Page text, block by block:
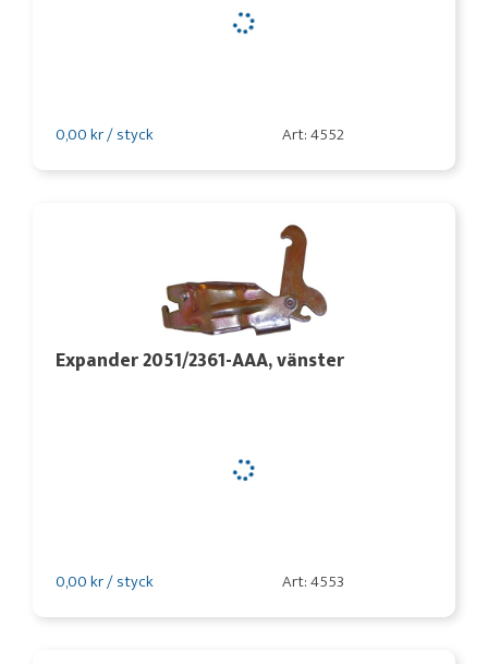
0,00 kr / styck Art: 4552
Expander 2051/2361-AAA, vänster
0,00 kr / styck Art: 4553